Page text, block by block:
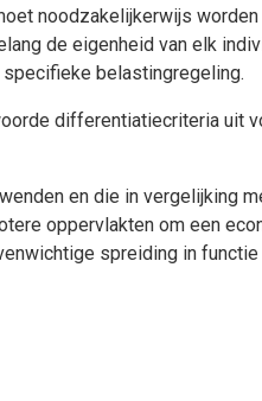
noodzakelijkerwijs worden
de eigenheid van elk
belastingregeling.
differentiatiecriteria uit
en die in vergelijking
oppervlakten om een
spreiding in